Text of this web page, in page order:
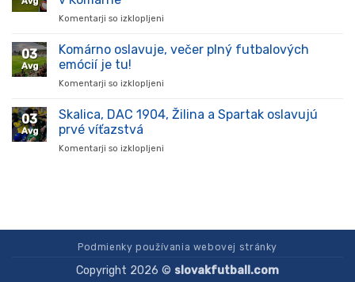
súťaži
Komentarji so izklopljeni
oslavuje
v
03
Avg
Komárno oslavuje, večer plný futbalových
emócií je tu!
Komentarji so izklopljeni
oslavuje,
03
Avg
Skalica, DAC 1904, Žilina a Spartak oslavujú
prvé víťazstvá
Komentarji so izklopljeni
Spartak
oslavujú
víťazstvá
Podmienky používania webovej stránky
Copyright 2026 © slovakfutball.com